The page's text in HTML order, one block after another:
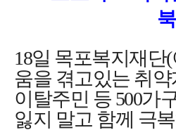
18일 목포복지재단(
움을 겪고있는 취
이탈주민 등 500가
잃지 말고 함께 극